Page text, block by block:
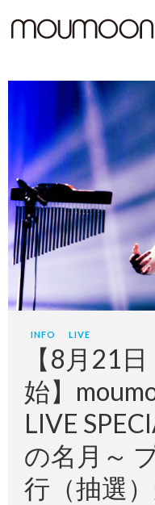
INFO LIVE
【8月21
始】
LIVE
の名月～
行（抽選